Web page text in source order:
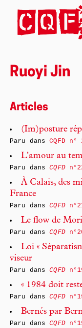
Ruoyi Jin
Articles
(Im)posture
Paru dansCQFD
L’amour au
Paru dansCQFD
À Calais, des
France
Paru dansCQFD
Le flow de
Paru dansCQFD
Loi «
viseur
Paru dansCQFD
« 1984 doit
Paru dansCQFD
Bernés par
Paru dansCQFD